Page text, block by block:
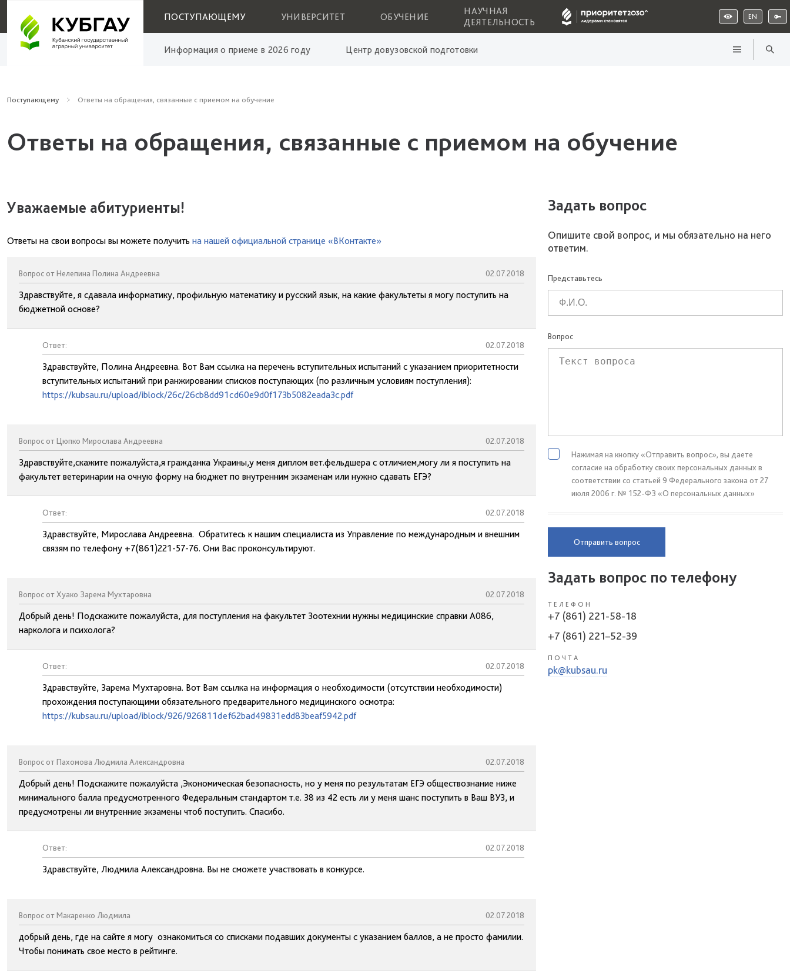
ПОСТУПАЮЩЕМУ УНИВЕРСИТЕТ ОБУЧЕНИЕ
НАУЧНАЯ
ДЕЯТЕЛЬНОСТЬ
EN
Информация о приеме в 2026 году Центр довузовской подготовки
Поступающему Ответы на обращения, связанные с приемом на обучение
Ответы на обращения, связанные с приемом на обучение
Уважаемые абитуриенты!
Ответы на свои вопросы вы можете получить на нашей официальной странице «ВКонтакте»
Вопрос от Нелепина Полина Андреевна 02.07.2018
Здравствуйте, я сдавала информатику, профильную математику и русский язык, на какие факультеты я могу поступить на
бюджетной основе?
Ответ: 02.07.2018
Здравствуйте, Полина Андреевна. Вот Вам ссылка на перечень вступительных испытаний с указанием приоритетности
вступительных испытаний при ранжировании списков поступающих (по различным условиям поступления):
https://kubsau.ru/upload/iblock/26c/26cb8dd91cd60e9d0f173b5082eada3c.pdf
Вопрос от Цюпко Мирослава Андреевна 02.07.2018
Здравствуйте,скажите пожалуйста,я гражданка Украины,у меня диплом вет.фельдшера с отличием,могу ли я поступить на
факультет ветеринарии на очную форму на бюджет по внутренним экзаменам или нужно сдавать ЕГЭ?
Ответ: 02.07.2018
Здравствуйте, Мирослава Андреевна. Обратитесь к нашим специалиста из Управление по международным и внешним
связям по телефону +7(861)221-57-76. Они Вас проконсультируют.
Вопрос от Хуако Зарема Мухтаровна 02.07.2018
Добрый день! Подскажите пожалуйста, для поступления на факультет Зоотехнии нужны медицинские справки А086,
нарколога и психолога?
Ответ: 02.07.2018
Здравствуйте, Зарема Мухтаровна. Вот Вам ссылка на информация о необходимости (отсутствии необходимости)
прохождения поступающими обязательного предварительного медицинского осмотра:
https://kubsau.ru/upload/iblock/926/926811def62bad49831edd83beaf5942.pdf
Вопрос от Пахомова Людмила Александровна 02.07.2018
Добрый день! Подскажите пожалуйста ,Экономическая безопасность, но у меня по результатам ЕГЭ обществознание ниже
минимального балла предусмотренного Федеральным стандартом т.е. 38 из 42 есть ли у меня шанс поступить в Ваш ВУЗ, и
предусмотрены ли внутренние экзамены чтоб поступить. Спасибо.
Ответ: 02.07.2018
Здравствуйте, Людмила Александровна. Вы не сможете участвовать в конкурсе.
Вопрос от Макаренко Людмила 02.07.2018
добрый день, где на сайте я могу ознакомиться со списками подавших документы с указанием баллов, а не просто фамилии.
Чтобы понимать свое место в рейтинге.
Задать вопрос
Опишите свой вопрос, и мы обязательно на него
ответим.
Представьтесь
Вопрос
Нажимая на кнопку «Отправить вопрос», вы даете
согласие на обработку своих персональных данных в
соответствии со статьей 9 Федерального закона от 27
июля 2006 г. № 152-ФЗ «О персональных данных»
Отправить вопрос
Задать вопрос по телефону
ТЕЛЕФОН
+7 (861) 221-58-18
+7 (861) 221–52-39
ПОЧТА
pk@kubsau.ru